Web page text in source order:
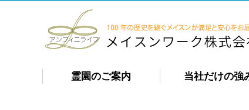
霊園のご案内 当社だけの強